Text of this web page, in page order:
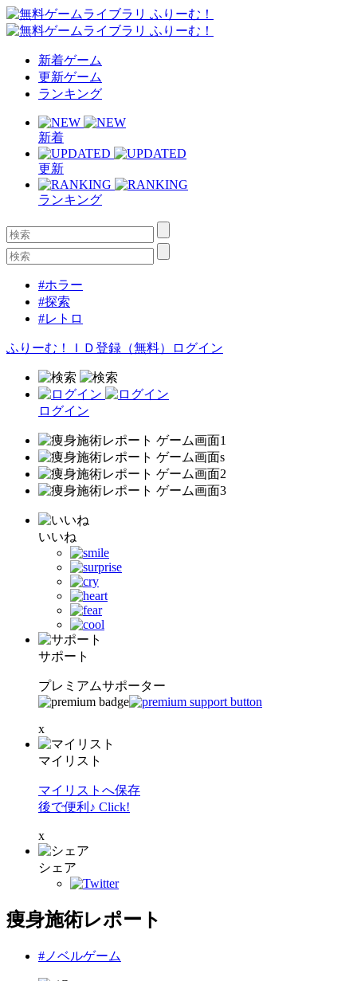
新着ゲーム
更新ゲーム
ランキング
新着
更新
ランキング
#ホラー
#探索
#レトロ
ふりーむ！ＩＤ登録（無料） ログイン
ログイン
いいね
サポート
プレミアムサポーター
x
マイリスト
マイリストへ保存
後で便利♪ Click!
x
シェア
痩身施術レポート
#ノベルゲーム